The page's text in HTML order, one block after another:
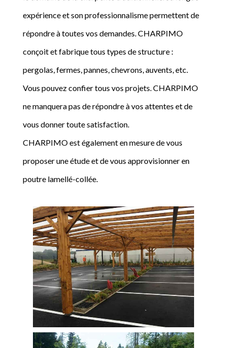
expérience et son professionnalisme permettent de
répondre à toutes vos demandes. CHARPIMO
conçoit et fabrique tous types de structure :
pergolas, fermes, pannes, chevrons, auvents, etc.
Vous pouvez confier tous vos projets. CHARPIMO
ne manquera pas de répondre à vos attentes et de
vous donner toute satisfaction.
CHARPIMO est également en mesure de vous
proposer une étude et de vous approvisionner en
poutre lamellé-collée.